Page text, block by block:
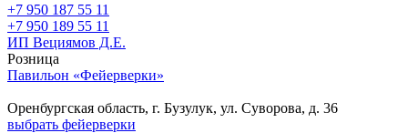
+7 950 187 55 11
+7 950 189 55 11
ИП Вециямов Д.Е.
Розница
Павильон «Фейерверки»
Оренбургская область, г. Бузулук, ул. Суворова, д. 36
выбрать фейерверки